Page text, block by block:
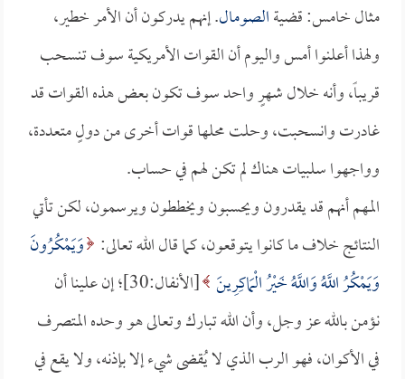
مثال خامس: قضيةالصومال. إنهم يدركون أن الأمر خطير،
ولهذا أعلنوا أمس واليوم أن القوات الأمريكية سوف تنسحب
قريباً، وأنه خلال شهرٍ واحد سوف تكون بعض هذه القوات قد
غادرت وانسحبت، وحلت محلها قوات أخرى من دولٍ متعددة،
وواجهوا سلبيات هناك لم تكن لهم في حساب.
المهم أنهم قد يقدرون ويحسبون ويخططون ويرسمون، لكن تأتي
النتائج خلاف ما كانوا يتوقعون، كما قال الله تعالى: وَيَمْكُرُونَ
وَيَمْكُرُ اللَّهُ وَاللَّهُ خَيْرُ الْمَاكِرِينَ
[الأنفال:30]؛ إن علينا أن
نؤمن بالله عز وجل، وأن الله تبارك وتعالى هو وحده المتصرف
في الأكوان، فهو الرب الذي لا يُقضى شيء إلا بإذنه، ولا يقع في